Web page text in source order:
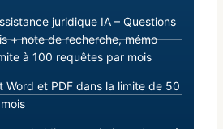
juridique IA – Questions
+ note de recherche, mémo
à 100 requêtes par mois
Word et PDF dans la limite de 50